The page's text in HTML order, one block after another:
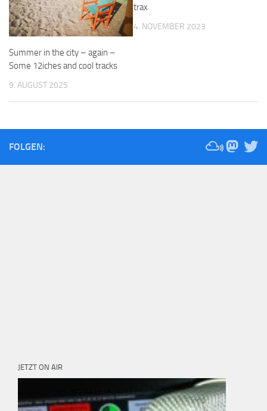
Summer in the city – again –
Some 12iches and cool tracks
9. AUGUST 2025
trax
4. NOVEMBER 2023
FOLGEN:
JETZT ON AIR